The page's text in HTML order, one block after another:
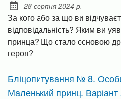
Posted on:
28 серпня 2024 р.
За кого або за що ви
відповідальність? Яким ви
принца? Що стало основою
героя?
Бліцопитування № 8.
Маленький принц. Варіант